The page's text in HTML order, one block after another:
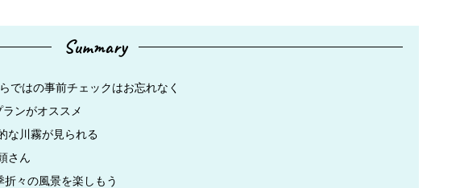
Summary
ではの事前チェックはお忘れなく
ンがオススメ
な川霧が見られる
さん
々の風景を楽しもう